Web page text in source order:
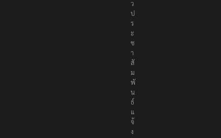
ข่
า
ว
ป
ร
ะ
ช
า
สั
ม
พั
น
ธ์
แ